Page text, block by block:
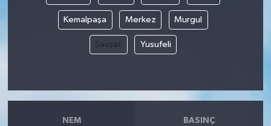
Kemalpaşa Merkez Murgul
Şavşat Yusufeli
NEM BASINÇ